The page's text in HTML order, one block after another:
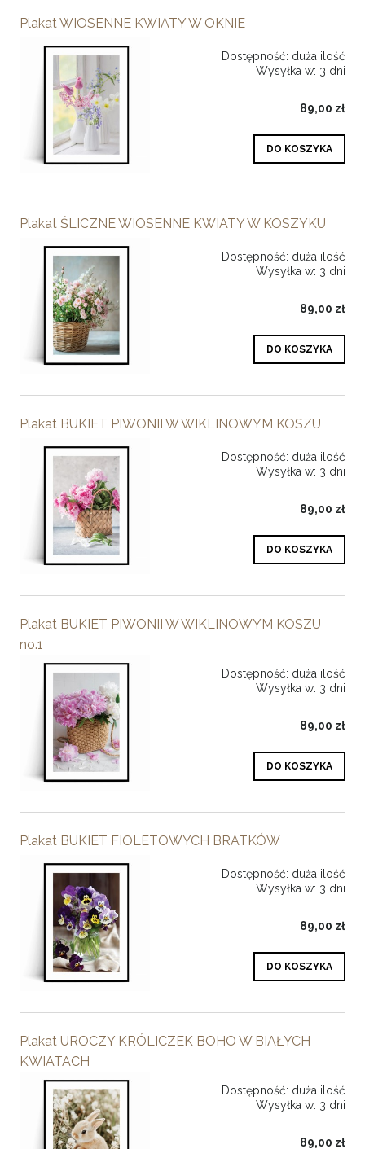
Plakat WIOSENNE KWIATY W OKNIE
Dostępność: duża ilość
Wysyłka w: 3 dni
89,00 zł
DO KOSZYKA
Plakat ŚLICZNE WIOSENNE KWIATY W KOSZYKU
Dostępność: duża ilość
Wysyłka w: 3 dni
89,00 zł
DO KOSZYKA
Plakat BUKIET PIWONII W WIKLINOWYM KOSZU
Dostępność: duża ilość
Wysyłka w: 3 dni
89,00 zł
DO KOSZYKA
Plakat BUKIET PIWONII W WIKLINOWYM KOSZU
no.1
Dostępność: duża ilość
Wysyłka w: 3 dni
89,00 zł
DO KOSZYKA
Plakat BUKIET FIOLETOWYCH BRATKÓW
Dostępność: duża ilość
Wysyłka w: 3 dni
89,00 zł
DO KOSZYKA
Plakat UROCZY KRÓLICZEK BOHO W BIAŁYCH
KWIATACH
Dostępność: duża ilość
Wysyłka w: 3 dni
89,00 zł